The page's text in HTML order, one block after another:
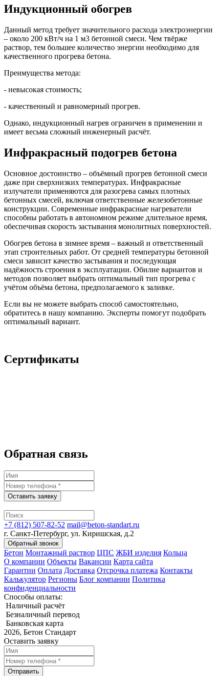
Индукционный обогрев
Данный метод требует значительного расхода электроэнергии
– около 200 кВт/ч на 1 м3 бетонной смеси. Чем твёрже
раствор, тем большее количество энергии необходимо для
качественного прогрева бетона.
Преимущества метода:
- невысокая стоимость;
- качественный и равномерный прогрев.
Однако, индукционный нагрев ограничен в применении и
имеет весьма сложный инженерный расчёт.
Инфракрасный подогрев бетона
Основное достоинство – объёмный прогрев бетонной смеси
даже при сверхнизких температурах. Инфракрасные
излучатели применяются для разогрева самых плотных
бетонных смесей, включая ответственные железобетонные
конструкции. Современные инфракрасные нагреватели
способны работать в автономном режиме длительное время,
обеспечивая скорость застывания монолитных поверхностей.
Обогрев бетона в зимнее время – важный и ответственный
этап строительных работ. От средней температуры бетонной
смеси зависит качество застывания и последующая
надёжность строения в эксплуатации. Обилие вариантов и
методов позволяет выбрать оптимальный тип прогрева с
учётом объёма бетона, предполагаемого к заливке.
Если вы не можете выбрать способ самостоятельно,
обратитесь в нашу компанию. Эксперты помогут подобрать
оптимальный вариант.
Сертификаты
Обратная связь
Оставить заявку
+7 (812) 507-82-52 mail@beton-standart.ru
г. Санкт-Петербург, ул. Киришская, д.2
Обратный звонок
Бетон Монтажный раствор ЦПС ЖБИ изделия Кольца
О компании Объекты Вакансии Карта сайта
Гарантии Оплата Доставка Отсрочка платежа Контакты
Калькулятор Регионы Блог компании Политика
конфиденциальности
Способы оплаты:
Наличный расчёт
Безналичный перевод
Банковская карта
2026, Бетон Стандарт
Оставить заявку
Отправить